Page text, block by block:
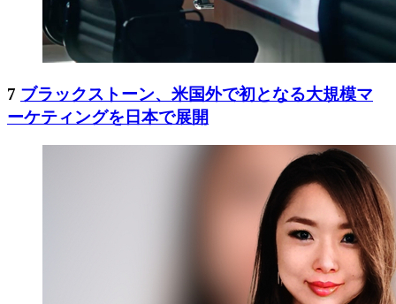
7 ブラックストーン、米国外で初となる大規模マ
ーケティングを日本で展開